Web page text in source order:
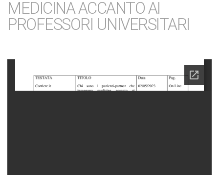
MEDICINA ACCANTO AI
PROFESSORI UNIVERSITARI